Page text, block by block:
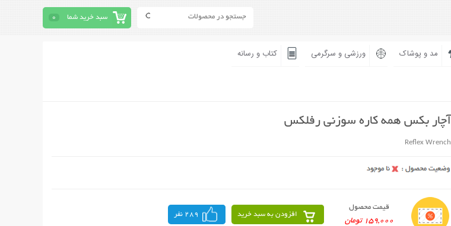
سبد خرید شما 0
مد و پوشاک ورزشی و سرگرمی کتاب و رسانه
آچار بکس همه کاره سوزنی رفلکس
Reflex Wrench
قیمت محصول
159,000 تومان
افزودن به سبد خرید 289 نفر